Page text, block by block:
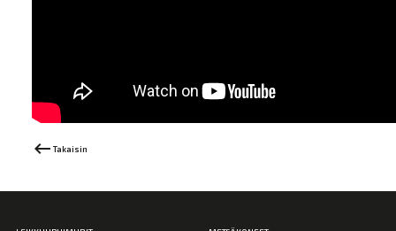
keyboard_backspace Takaisin